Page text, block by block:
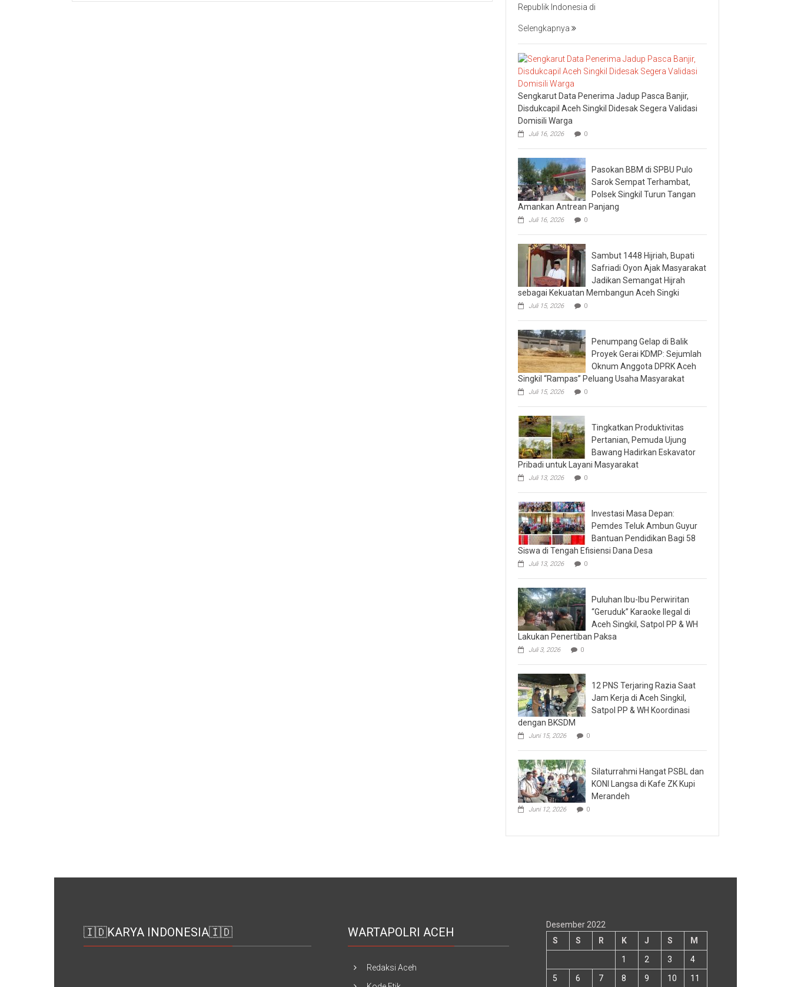
Republik Indonesia di
Selengkapnya
Sengkarut Data Penerima Jadup Pasca Banjir,
Disdukcapil Aceh Singkil Didesak Segera Validasi
Domisili Warga
Juli 16, 2026 0
Pasokan BBM di SPBU Pulo
Sarok Sempat Terhambat,
Polsek Singkil Turun Tangan
Amankan Antrean Panjang
Juli 16, 2026 0
Sambut 1448 Hijriah, Bupati
Safriadi Oyon Ajak Masyarakat
Jadikan Semangat Hijrah
sebagai Kekuatan Membangun Aceh Singki
Juli 15, 2026 0
Penumpang Gelap di Balik
Proyek Gerai KDMP: Sejumlah
Oknum Anggota DPRK Aceh
Singkil “Rampas” Peluang Usaha Masyarakat
Juli 15, 2026 0
Tingkatkan Produktivitas
Pertanian, Pemuda Ujung
Bawang Hadirkan Eskavator
Pribadi untuk Layani Masyarakat
Juli 13, 2026 0
Investasi Masa Depan:
Pemdes Teluk Ambun Guyur
Bantuan Pendidikan Bagi 58
Siswa di Tengah Efisiensi Dana Desa
Juli 13, 2026 0
Puluhan Ibu-Ibu Perwiritan
“Geruduk” Karaoke Ilegal di
Aceh Singkil, Satpol PP & WH
Lakukan Penertiban Paksa
Juli 3, 2026 0
12 PNS Terjaring Razia Saat
Jam Kerja di Aceh Singkil,
Satpol PP & WH Koordinasi
dengan BKSDM
Juni 15, 2026 0
Silaturrahmi Hangat PSBL dan
KONI Langsa di Kafe ZK Kupi
Merandeh
Juni 12, 2026 0
🇮🇩KARYA INDONESIA🇮🇩 WARTAPOLRI ACEH
Redaksi Aceh
Desember 2022
S
S R K J S
M
1
2 3
4
5
6 7 8 9 10 11